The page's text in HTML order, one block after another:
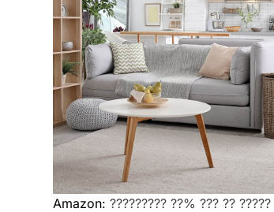
Amazon: ????????? ??% ??? ??